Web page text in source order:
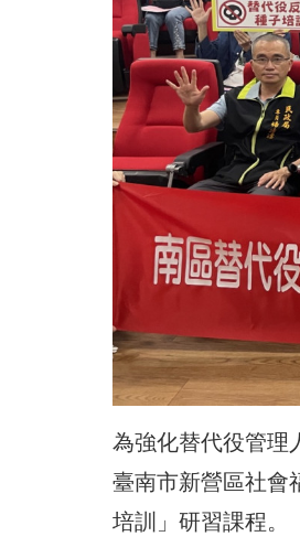
為強化替代役管理
臺南市新營區社會
培訓」研習課程。